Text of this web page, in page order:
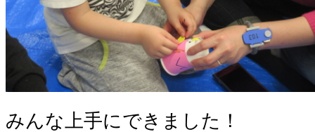
みんな上手にできました！